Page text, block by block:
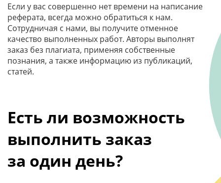
Если у вас совершенно нет времени на написание
реферата, всегда можно обратиться к нам.
Сотрудничая с нами, вы получите отменное
качество выполненных работ. Авторы выполнят
заказ без плагиата, применяя собственные
познания, а также информацию из публикаций,
статей.
Есть ли возможность
выполнить заказ
за один день?